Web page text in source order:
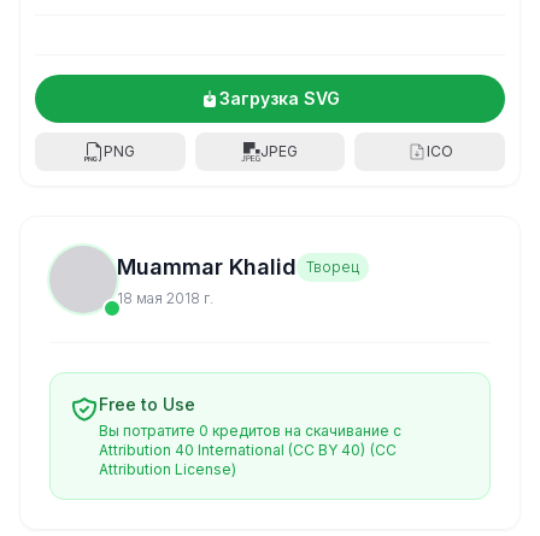
Загрузка SVG
PNG JPEG ICO
Muammar Khalid Творец
18 мая 2018 г.
Free to Use
Вы потратите 0 кредитов на скачивание с
Attribution 40 International (CC BY 40) (CC
Attribution License)